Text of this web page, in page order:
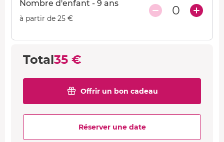
Nombre d'enfant - 9 ans
à partir de 25 €
0
Total35 €
Offrir un bon cadeau
Réserver une date